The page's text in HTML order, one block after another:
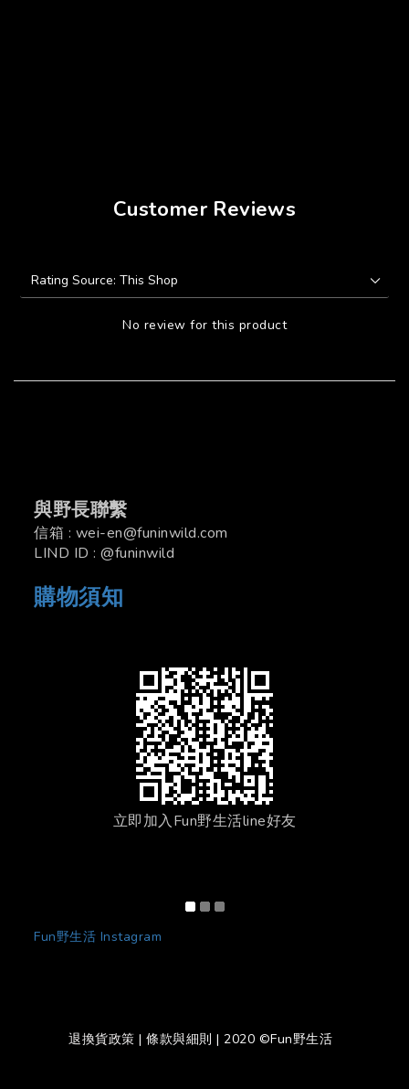
Customer Reviews
No review for this product
與野長聯繫
信箱 : wei-en@funinwild.com
LIND ID : @funinwild
購物須知
立即加入Fun野生活line好友
Fun野生活 Instagram
退換貨政策 | 條款與細則 | 2020 ©Fun野生活